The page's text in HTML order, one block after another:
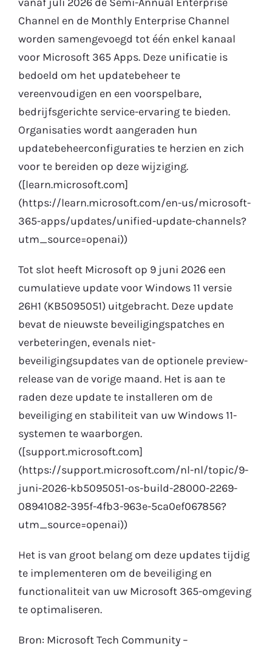
Channel en de Monthly Enterprise Channel
worden samengevoegd tot één enkel kanaal
voor Microsoft 365 Apps. Deze unificatie is
bedoeld om het updatebeheer te
vereenvoudigen en een voorspelbare,
bedrijfsgerichte service-ervaring te bieden.
Organisaties wordt aangeraden hun
updatebeheerconfiguraties te herzien en zich
voor te bereiden op deze wijziging.
([learn.microsoft.com]
(https://learn.microsoft.com/en-us/microsoft-
365-apps/updates/unified-update-channels?
utm_source=openai))
Tot slot heeft Microsoft op 9 juni 2026 een
cumulatieve update voor Windows 11 versie
26H1 (KB5095051) uitgebracht. Deze update
bevat de nieuwste beveiligingspatches en
verbeteringen, evenals niet-
beveiligingsupdates van de optionele preview-
release van de vorige maand. Het is aan te
raden deze update te installeren om de
beveiliging en stabiliteit van uw Windows 11-
systemen te waarborgen.
([support.microsoft.com]
(https://support.microsoft.com/nl-nl/topic/9-
juni-2026-kb5095051-os-build-28000-2269-
08941082-395f-4fb3-963e-5ca0ef067856?
utm_source=openai))
Het is van groot belang om deze updates tijdig
te implementeren om de beveiliging en
functionaliteit van uw Microsoft 365-omgeving
te optimaliseren.
Bron: Microsoft Tech Community –